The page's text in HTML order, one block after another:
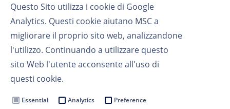
Questo Sito utilizza i cookie di Google
Analytics. Questi cookie aiutano MSC a
migliorare il proprio sito web, analizzandone
l'utilizzo. Continuando a utilizzare questo
sito Web l'utente acconsente all'uso di
questi cookie.
Essential Analytics Preference
Cookie Settings